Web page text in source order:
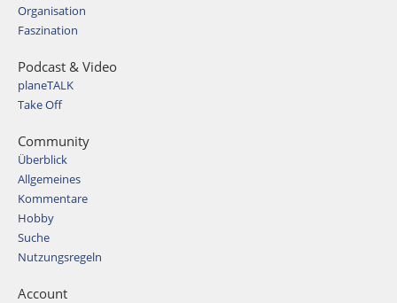
Organisation
Faszination
Podcast & Video
planeTALK
Take Off
Community
Überblick
Allgemeines
Kommentare
Hobby
Suche
Nutzungsregeln
Account